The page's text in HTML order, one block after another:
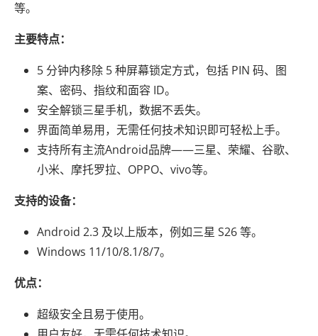
等。
主要特点：
5 分钟内移除 5 种屏幕锁定方式，包括 PIN 码、图
案、密码、指纹和面容 ID。
安全解锁三星手机，数据不丢失。
界面简单易用，无需任何技术知识即可轻松上手。
支持所有主流Android品牌——三星、荣耀、谷歌、
小米、摩托罗拉、OPPO、vivo等。
支持的设备：
Android 2.3 及以上版本，例如三星 S26 等。
Windows 11/10/8.1/8/7。
优点：
超级安全且易于使用。